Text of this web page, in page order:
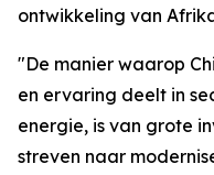
ontwikkeling van
"De manier waarop
en ervaring deelt in
energie, is van grote
streven naar